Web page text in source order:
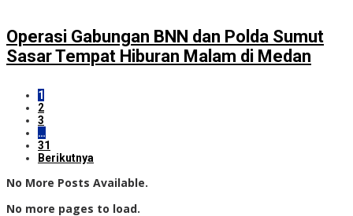
Operasi Gabungan BNN dan Polda Sumut
Sasar Tempat Hiburan Malam di Medan
1
2
3
…
31
Berikutnya
No More Posts Available.
No more pages to load.